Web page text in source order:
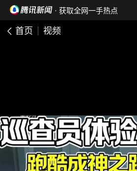
· 获取全网一手热点
首页 视频